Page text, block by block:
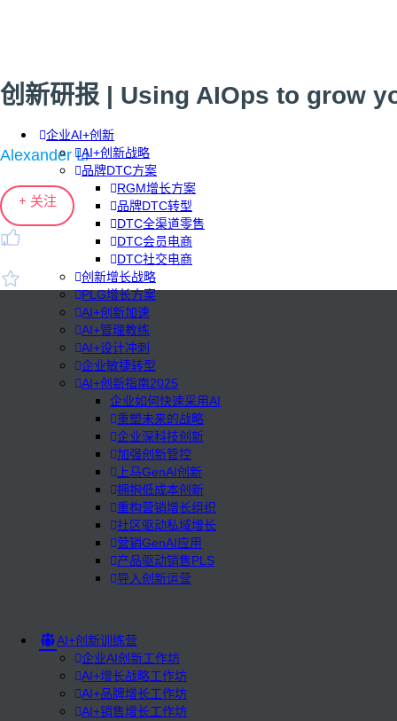
企业AI+创新
AI+创新战略
品牌DTC方案
RGM增长方案
品牌DTC转型
DTC全渠道零售
DTC会员电商
DTC社交电商
创新增长战略
PLG增长方案
AI+创新加速
AI+管理教练
AI+设计冲刺
企业敏捷转型
AI+创新指南2025
企业如何快速采用AI
重塑未来的战略
企业深科技创新
加强创新管控
上马GenAI创新
拥抱低成本创新
重构营销增长组织
社区驱动私域增长
营销GenAI应用
产品驱动销售PLS
导入创新运营
AI+创新训练营
企业AI创新工作坊
AI+增长战略工作坊
AI+品牌增长工作坊
AI+销售增长工作坊
创新研报 | Using AIOps to grow
Alexander Li
+ 关注